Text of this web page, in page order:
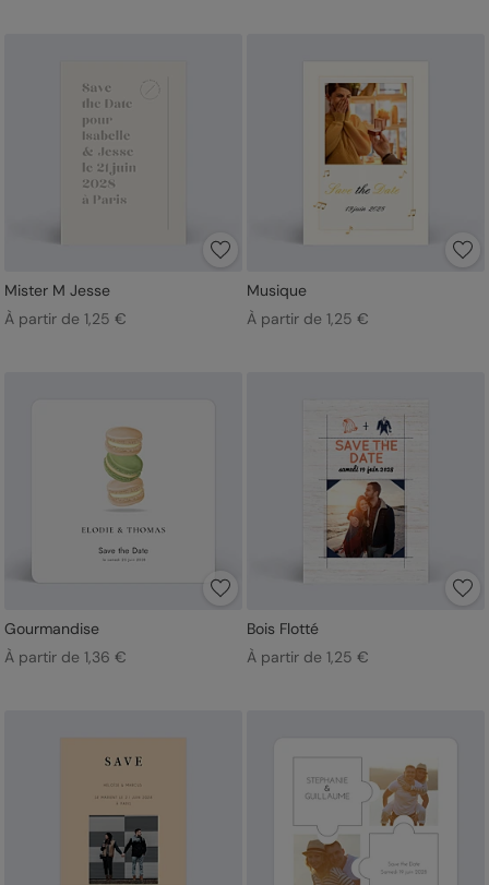
Mister M Jesse
À partir de 1,25 €
Musique
À partir de 1,25 €
Gourmandise
À partir de 1,36 €
Bois Flotté
À partir de 1,25 €